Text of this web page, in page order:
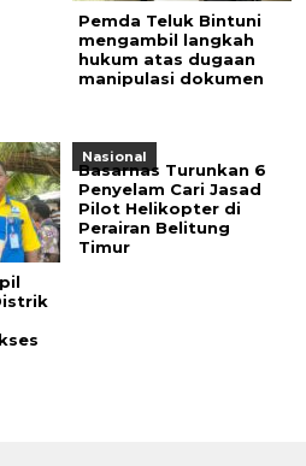
Pemda Teluk Bintuni
mengambil langkah
hukum atas dugaan
manipulasi dokumen
Nasional
Basarnas Turunkan 6
Penyelam Cari Jasad
Pilot Helikopter di
Perairan Belitung
Timur